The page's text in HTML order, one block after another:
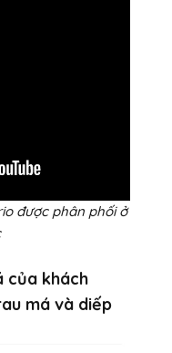
được phân phối ở
của khách
má và diếp